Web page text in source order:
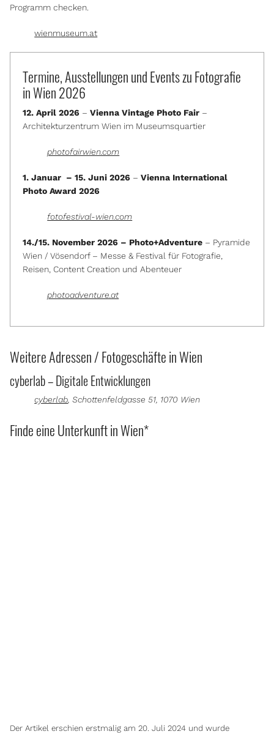
Programm checken.
wienmuseum.at
Termine, Ausstellungen und Events zu Fotografie
in Wien 2026
12. April 2026 –Vienna Vintage Photo Fair –
Architekturzentrum Wien im Museumsquartier
photofairwien.com
1. Januar – 15. Juni 2026 –Vienna International
Photo Award 2026
fotofestival-wien.com
14./15. November 2026 – Photo+Adventure – Pyramide
Wien / Vösendorf – Messe & Festival für Fotografie,
Reisen, Content Creation und Abenteuer
photoadventure.at
Weitere Adressen / Fotogeschäfte in Wien
cyberlab – Digitale Entwicklungen
cyberlab , Schottenfeldgasse 51, 1070 Wien
Finde eine Unterkunft in Wien*
Der Artikel erschien erstmalig am 20. Juli 2024 und wurde